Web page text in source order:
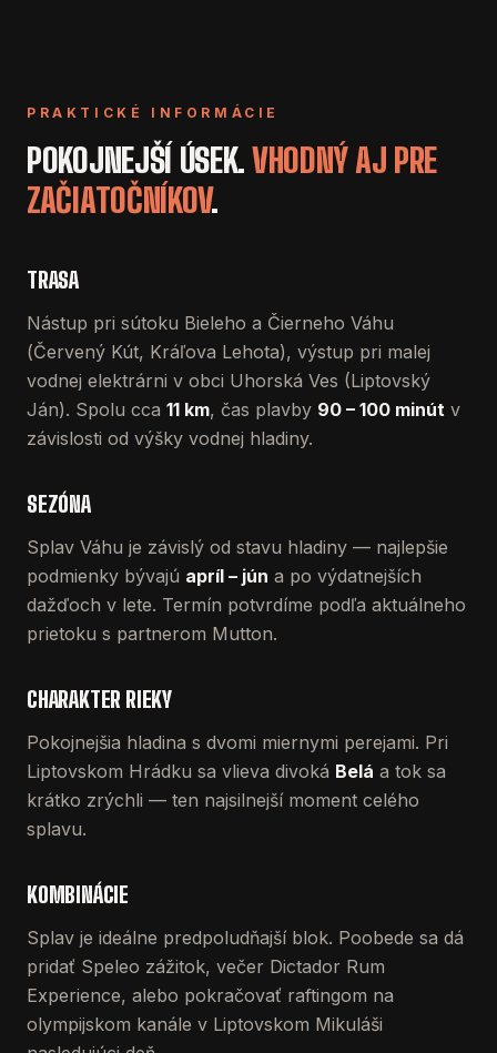
PRAKTICKÉ INFORMÁCIE
POKOJNEJŠÍ ÚSEK.VHODNÝ AJ PRE
ZAČIATOČNÍKOV.
TRASA
Nástup pri sútoku Bieleho a Čierneho Váhu
(Červený Kút, Kráľova Lehota), výstup pri malej
vodnej elektrárni v obci Uhorská Ves (Liptovský
Ján). Spolu cca 11 km, čas plavby 90 – 100 minút v
závislosti od výšky vodnej hladiny.
SEZÓNA
Splav Váhu je závislý od stavu hladiny — najlepšie
podmienky bývajú apríl – jún a po výdatnejších
dažďoch v lete. Termín potvrdíme podľa aktuálneho
prietoku s partnerom Mutton.
CHARAKTER RIEKY
Pokojnejšia hladina s dvomi miernymi perejami. Pri
Liptovskom Hrádku sa vlieva divoká Belá a tok sa
krátko zrýchli — ten najsilnejší moment celého
splavu.
KOMBINÁCIE
Splav je ideálne predpoludňajší blok. Poobede sa dá
pridať Speleo zážitok, večer Dictador Rum
Experience, alebo pokračovať raftingom na
olympijskom kanále v Liptovskom Mikuláši